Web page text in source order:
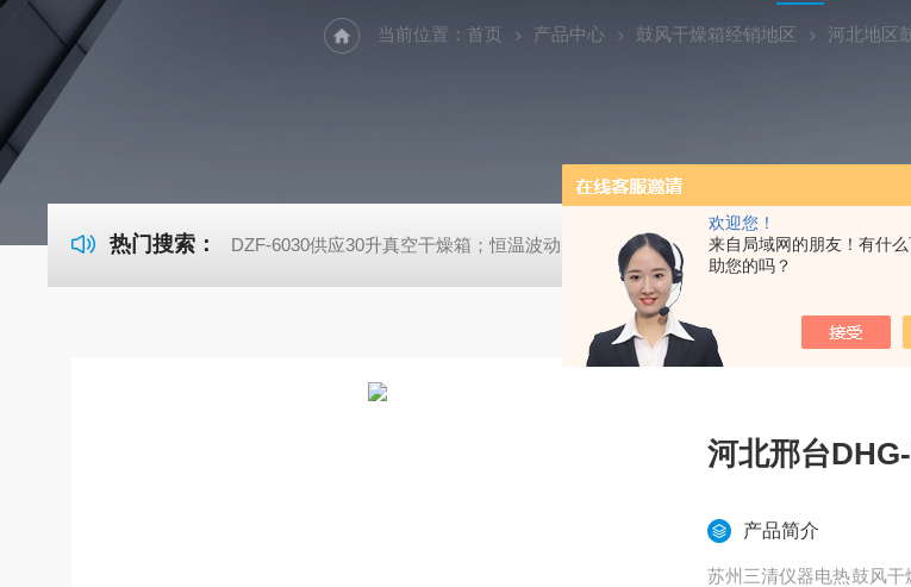
欢迎您！
来自局域网的朋友！有什
助您的吗？
当前位置： 首页 产品中心 鼓风干燥箱经销地区 河北地区
热门搜索： DZF-6030供应30升真空干燥箱；恒温波动度:±0.5℃ DHG-9140B（140升）电热恒
河北邢台
产品简介
苏州三清仪器电热鼓风